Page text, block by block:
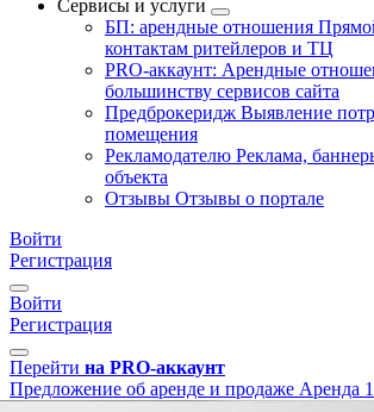
Сервисы и услуги
БП: арендные отношения
контактам ритейлеров и ТЦ
PRO-аккаунт: Арендные
большинству сервисов сайта
Предброкеридж Выявление
помещения
Рекламодателю Реклама,
объекта
Отзывы Отзывы о портале
Войти
Регистрация
Войти
Регистрация
Перейти на PRO-аккаунт
Предложение об аренде и продаже Аренда